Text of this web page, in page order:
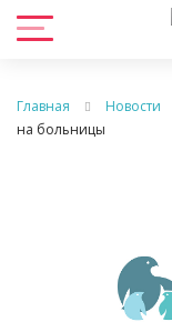
Главная Новости
на больницы